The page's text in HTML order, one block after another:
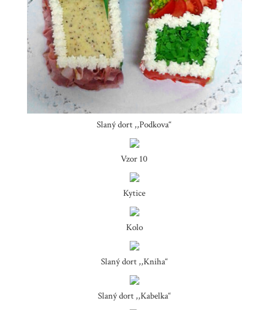
Slaný dort ,,Podkova“
Vzor 10
Kytice
Kolo
Slaný dort ,,Kniha“
Slaný dort ,,Kabelka“